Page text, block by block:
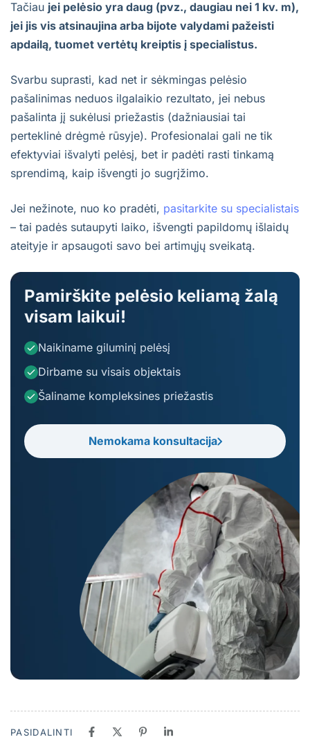
Tačiau jei pelėsio yra daug (pvz., daugiau nei 1 kv. m),
jei jis vis atsinaujina arba bijote valydami pažeisti
apdailą, tuomet vertėtų kreiptis į specialistus.
Svarbu suprasti, kad net ir sėkmingas pelėsio
pašalinimas neduos ilgalaikio rezultato, jei nebus
pašalinta jį sukėlusi priežastis (dažniausiai tai
perteklinė drėgmė rūsyje). Profesionalai gali ne tik
efektyviai išvalyti pelėsį, bet ir padėti rasti tinkamą
sprendimą, kaip išvengti jo sugrįžimo.
Jei nežinote, nuo ko pradėti, pasitarkite su specialistais
– tai padės sutaupyti laiko, išvengti papildomų išlaidų
ateityje ir apsaugoti savo bei artimųjų sveikatą.
Pamirškite pelėsio keliamą žalą
visam laikui!
Naikiname giluminį pelėsį
Dirbame su visais objektais
Šaliname kompleksines priežastis
Nemokama konsultacija
PASIDALINTI